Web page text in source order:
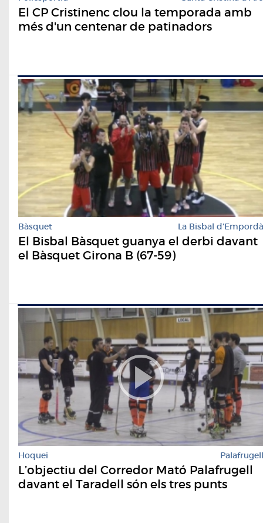
El CP Cristinenc clou la temporada amb
més d'un centenar de patinadors
Bàsquet La Bisbal d'Empordà
El Bisbal Bàsquet guanya el derbi davant
el Bàsquet Girona B (67-59)
Hoquei Palafrugell
L’objectiu del Corredor Mató Palafrugell
davant el Taradell són els tres punts